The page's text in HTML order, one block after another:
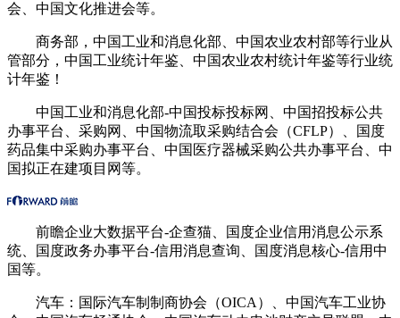
会、中国文化推进会等。
商务部，中国工业和消息化部、中国农业农村部等行业从
管部分，中国工业统计年鉴、中国农业农村统计年鉴等行业统
计年鉴！
中国工业和消息化部-中国投标投标网、中国招投标公共
办事平台、采购网、中国物流取采购结合会（CFLP）、国度
药品集中采购办事平台、中国医疗器械采购公共办事平台、中
国拟正在建项目网等。
前瞻企业大数据平台-企查猫、国度企业信用消息公示系
统、国度政务办事平台-信用消息查询、国度消息核心-信用中
国等。
汽车：国际汽车制制商协会（OICA）、中国汽车工业协